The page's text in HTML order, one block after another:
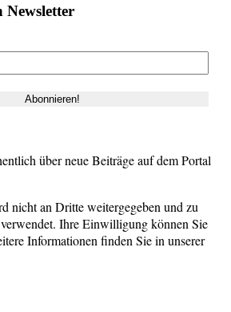
Newsletter
über neue Beiträge auf dem Portal
nicht an Dritte weitergegeben und zu
Ihre Einwilligung können Sie
Informationen finden Sie in unserer